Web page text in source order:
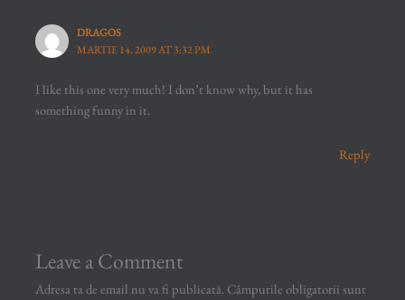
DRAGOS
MARTIE 14, 2009 AT 3:32 PM
I like this one very much! I don’t know why, but it has
something funny in it.
Reply
Leave a Comment
Adresa ta de email nu va fi publicată. Câmpurile obligatorii sunt